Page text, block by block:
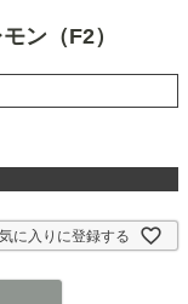
ン（F2）
に入りに登録する